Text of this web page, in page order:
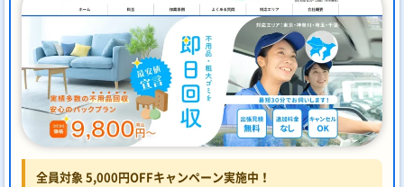
全員対象 5,000円OFFキャンペーン実施中！